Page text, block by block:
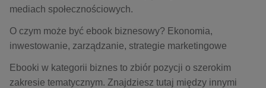
mediach społecznościowych.
O czym może być ebook biznesowy? Ekonomia,
inwestowanie, zarządzanie, strategie marketingowe
Ebooki w kategorii biznes to zbiór pozycji o szerokim
zakresie tematycznym. Znajdziesz tutaj między innymi